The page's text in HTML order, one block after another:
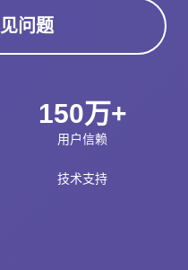
问题
150万+
用户信赖
技术支持